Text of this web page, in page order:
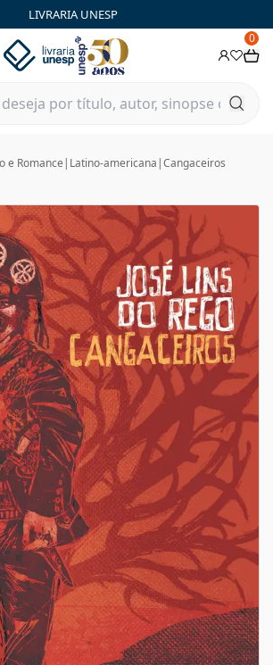
LIVRARIA UNESP
0
e Romance | Latino-americana |Cangaceiros